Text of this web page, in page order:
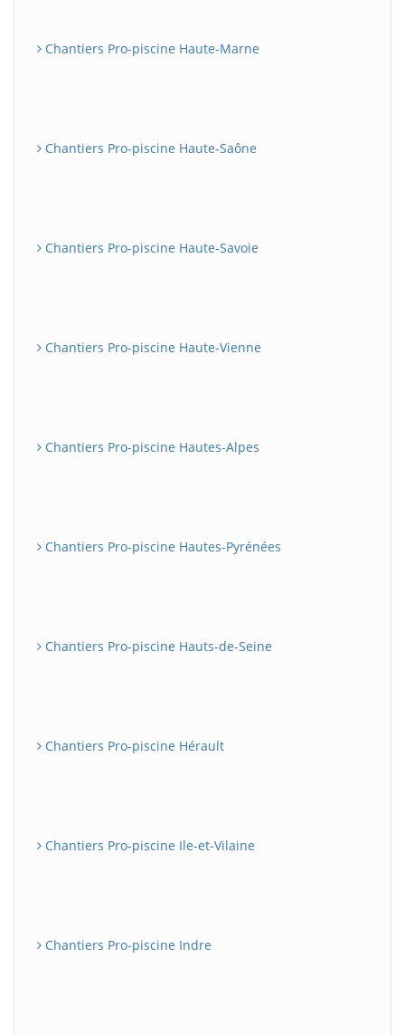
Chantiers Pro-piscine Haute-Marne
Chantiers Pro-piscine Haute-Saône
Chantiers Pro-piscine Haute-Savoie
Chantiers Pro-piscine Haute-Vienne
Chantiers Pro-piscine Hautes-Alpes
Chantiers Pro-piscine Hautes-Pyrénées
Chantiers Pro-piscine Hauts-de-Seine
Chantiers Pro-piscine Hérault
Chantiers Pro-piscine Ile-et-Vilaine
Chantiers Pro-piscine Indre